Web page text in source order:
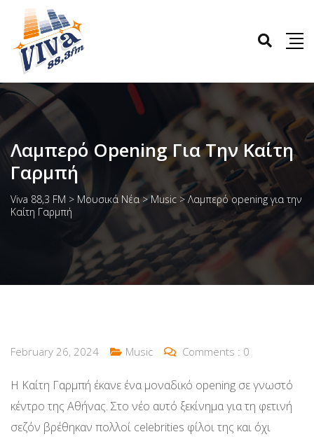
Λαμπερό Opening Για Την Καίτη
Γαρμπή
Viva 88,3 FM > Μουσικά Νέα>Music >Λαμπερό opening για την
Καίτη Γαρμπή
February 26, 2024 Music Comments : 0
Η Καίτη Γαρμπή έκανε ένα μοναδικό opening σε γνωστό
κέντρο της Αθήνας. Στο νέο αυτό ξεκίνημα για τη φετινή
σεζόν βρέθηκαν πολλοί celebrities φίλοι της και όχι